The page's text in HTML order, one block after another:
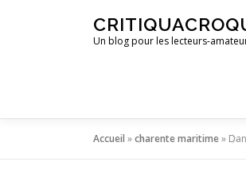
Un blog pour les lecteurs-
Accueil »charente maritime»